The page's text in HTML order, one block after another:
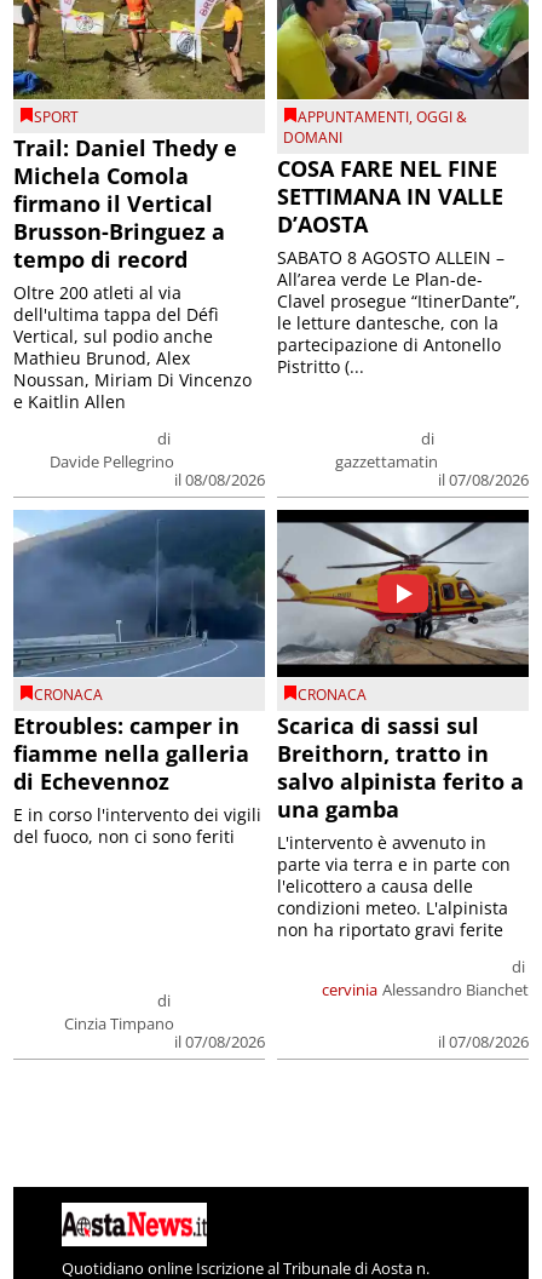
SPORT
Trail: Daniel Thedy e
Michela Comola
firmano il Vertical
Brusson-Bringuez a
tempo di record
di
Davide Pellegrino
il 08/08/2026
Oltre 200 atleti al via
dell'ultima tappa del Défì
Vertical, sul podio anche
Mathieu Brunod, Alex
Noussan, Miriam Di Vincenzo
e Kaitlin Allen
APPUNTAMENTI,OGGI &
DOMANI
COSA FARE NEL FINE
SETTIMANA IN VALLE
D’AOSTA
di
gazzettamatin
il 07/08/2026
SABATO 8 AGOSTO ALLEIN –
All’area verde Le Plan-de-
Clavel prosegue “ItinerDante”,
le letture dantesche, con la
partecipazione di Antonello
Pistritto (...
CRONACA
Etroubles: camper in
fiamme nella galleria
di Echevennoz
di
Cinzia Timpano
il 07/08/2026
E in corso l'intervento dei vigili
del fuoco, non ci sono feriti
CRONACA
Scarica di sassi sul
Breithorn, tratto in
salvo alpinista ferito a
una gamba
cervinia
di
Alessandro Bianchet
il 07/08/2026
L'intervento è avvenuto in
parte via terra e in parte con
l'elicottero a causa delle
condizioni meteo. L'alpinista
non ha riportato gravi ferite
Quotidiano online Iscrizione al Tribunale di Aosta n.